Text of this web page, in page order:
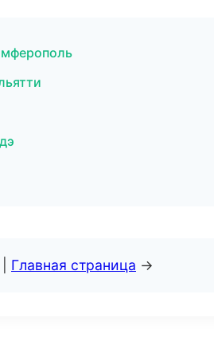
Главная страница →